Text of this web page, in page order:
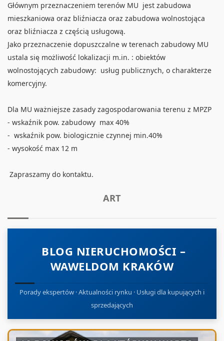
Głównym przeznaczeniem terenów MU jest zabudowa
mieszkaniowa oraz bliźniacza oraz zabudowa wolnostojąca
oraz bliźniacza z częścią usługową.
Jako przeznaczenie dopuszczalne w terenach zabudowy MU
ustala się możliwość lokalizacji m.in. : obiektów
wolnostojących zabudowy: usług publicznych, o charakterze
komercyjny.
Dla MU ważniejsze zasady zagospodarowania terenu z MPZP
- wskaźnik pow. zabudowy max 40%
- wskaźnik pow. biologicznie czynnej min.40%
- wysokość max 12 m
Zapraszamy do kontaktu.
ART
BLOG NIERUCHOMOŚCI –
WAWELDOM KRAKÓW
Porady ekspertów · Aktualności rynku · Usługi dla kupujących i
sprzedających